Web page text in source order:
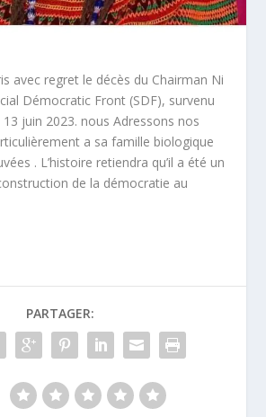
avec regret le décès du Chairman Ni
Démocratic Front (SDF), survenu
juin 2023. nous Adressons nos
a sa famille biologique
. L’histoire retiendra qu’il a été un
de la démocratie au
PARTAGER: